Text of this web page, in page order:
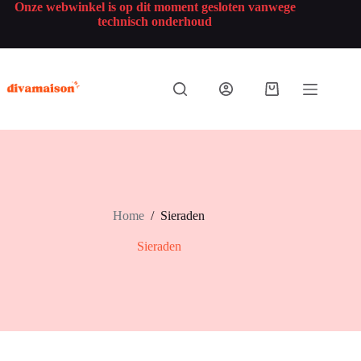
Onze webwinkel is op dit moment gesloten vanwege
technisch onderhoud
Home / Sieraden
Sieraden